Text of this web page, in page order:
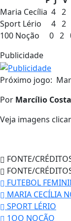
Maria Cecília
Sport Lério
100 Noção 0
Publicidade
Próximo jogo:
Por Marcílio
Veja imagens
FONTE/
FONTE/
FUTEBOL
MARIA CECÍLIA
SPORT LÉRIO
1OO NOÇÃO